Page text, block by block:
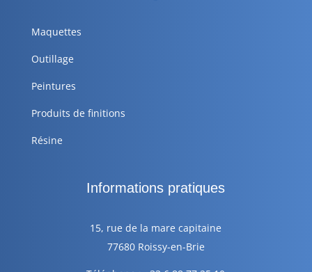
Maquettes
Outillage
Peintures
Produits de finitions
Résine
Informations pratiques
15, rue de la mare capitaine
77680 Roissy-en-Brie